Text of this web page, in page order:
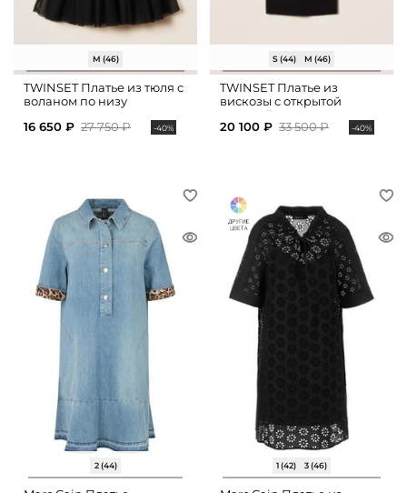
M (46)
TWINSET Платье из тюля с
воланом по низу
16 650 ₽ 27 750 ₽ -40%
S (44) M (46)
TWINSET Платье из
вискозы с открытой
спинкой
20 100 ₽ 33 500 ₽ -40%
2 (44) 1 (42) 3 (46)